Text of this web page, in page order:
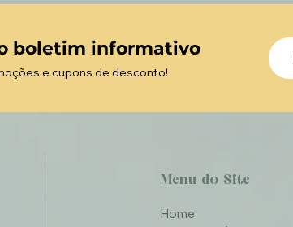
boletim informativo
e cupons de desconto!
Menu do Site
Home